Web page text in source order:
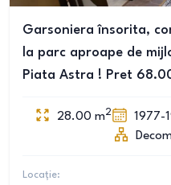
Garsoniera însorita,
la parc aproape de
Piata Astra ! Pret
28.00 m2 1977-
Locație: